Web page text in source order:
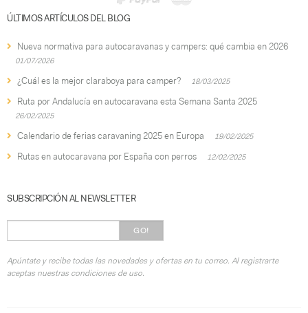
ÚLTIMOS ARTÍCULOS DEL BLOG
Nueva normativa para autocaravanas y campers: qué cambia en 2026
01/07/2026
¿Cuál es la mejor claraboya para camper? 18/03/2025
Ruta por Andalucía en autocaravana esta Semana Santa 2025
26/02/2025
Calendario de ferias caravaning 2025 en Europa 19/02/2025
Rutas en autocaravana por España con perros 12/02/2025
SUBSCRIPCIÓN AL NEWSLETTER
GO!
Apúntate y recibe todas las novedades y ofertas en tu correo. Al registrarte
aceptas nuestras condiciones de uso.